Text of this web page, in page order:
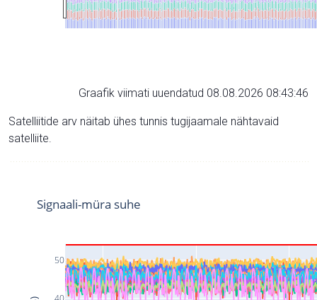
Graafik viimati uuendatud 08.08.2026 08:43:46
Satelliitide arv näitab ühes tunnis tugijaamale nähtavaid
satelliite.
50
Signaali-müra suhe